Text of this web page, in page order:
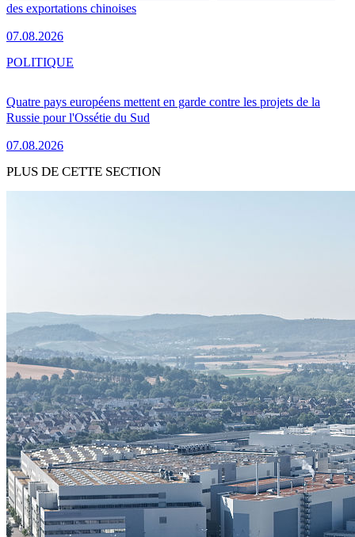
des exportations chinoises
07.08.2026
Quatre pays européens mettent en garde contre les projets de la
Russie pour l'Ossétie du Sud
07.08.2026
POLITIQUE
PLUS DE CETTE SECTION